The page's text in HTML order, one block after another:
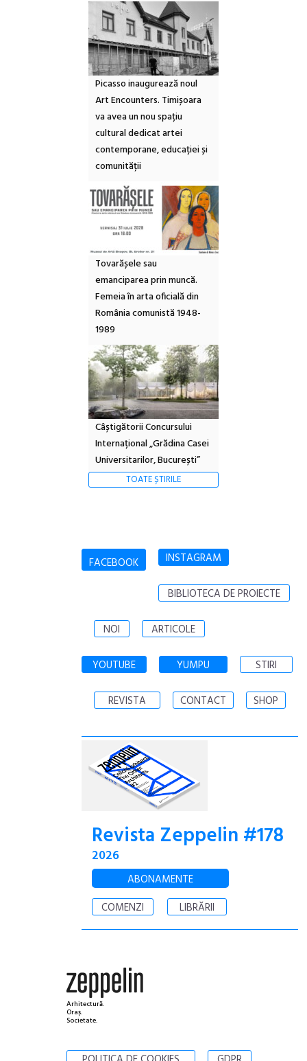
Picasso inaugurează noul
Art Encounters. Timișoara
va avea un nou spațiu
cultural dedicat artei
contemporane, educației și
comunității
Tovarășele sau
emanciparea prin muncă.
Femeia în arta oficială din
România comunistă 1948-
1989
Câștigătorii Concursului
Internațional „Grădina Casei
Universitarilor, București”
TOATE ȘTIRILE
FACEBOOK INSTAGRAM
BIBLIOTECA DE PROIECTE
NOI ARTICOLE
YOUTUBE YUMPU STIRI
REVISTA CONTACT SHOP
Revista Zeppelin #178
2026
ABONAMENTE
COMENZI
LIBRĂRII
Arhitectură.
Oraș.
Societate.